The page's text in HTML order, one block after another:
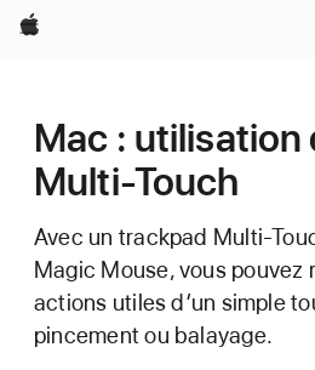
Apple
Mac : utilisation
Multi-Touch
Avec un trackpad Multi-
Magic Mouse, vous pouvez
actions utiles d’un simple
pincement ou balayage.